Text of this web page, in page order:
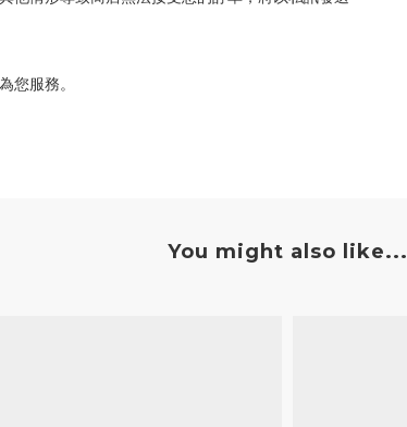
您服務。
You might also like...